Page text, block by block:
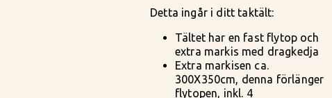
Detta ingår i ditt taktält:
Tältet har en fast flytop och
extra markis med dragkedja
Extra markisen ca.
300X350cm, denna förlänger
flytopen, inkl. 4